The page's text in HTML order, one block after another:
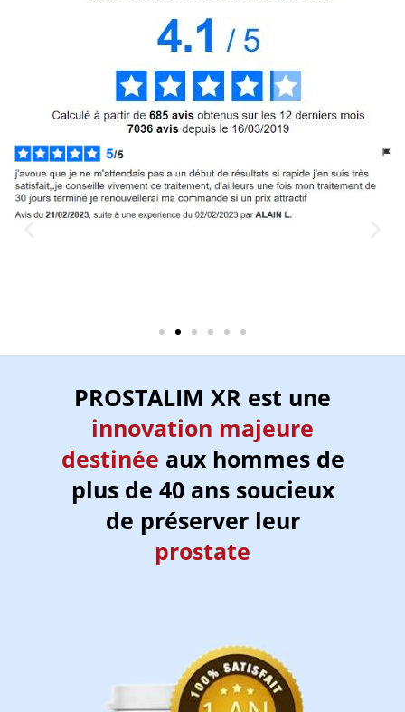
PROSTALIM XR est une
innovation majeure
destinée aux hommes de
plus de 40 ans soucieux
de préserver leur
prostate